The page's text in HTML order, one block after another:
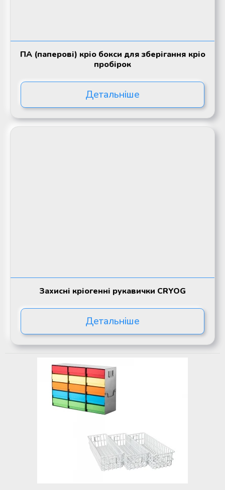
ПА (паперові) кріо бокси для зберігання кріо
пробірок
Детальніше
Захисні кріогенні рукавички CRYOG
Детальніше